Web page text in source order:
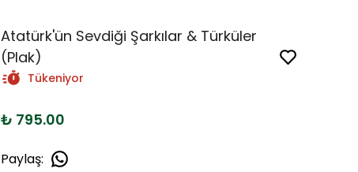
Atatürk'ün Sevdiği Şarkılar & Türküler
(Plak)
Tükeniyor
₺ 795.00
Paylaş: